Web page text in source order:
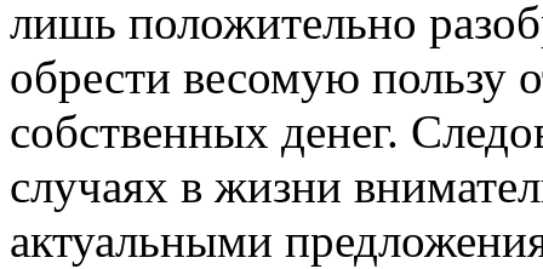
лишь положительно
обрести весомую пользу
собственных денег.
случаях в жизни
актуальными